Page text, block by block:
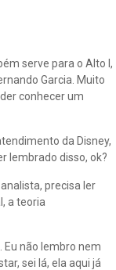
serve para o Alto I,
Garcia. Muito
conhecer um
da Disney,
lembrado disso, ok?
precisa ler
a teoria
. Eu não lembro nem
sei lá, ela aqui já